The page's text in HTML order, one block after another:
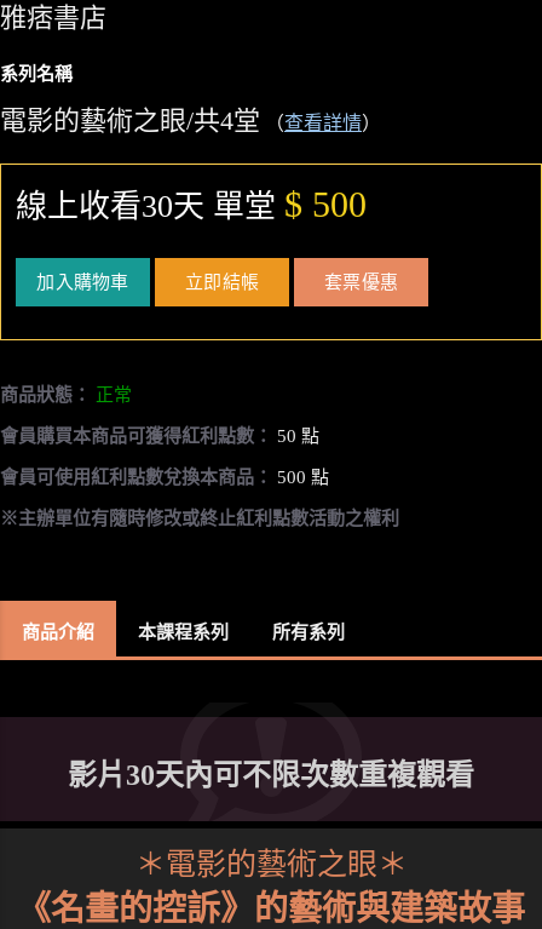
雅痞書店
系列名稱
電影的藝術之眼/共4堂 （查看詳情）
線上收看30天 單堂 $ 500
加入購物車 立即結帳 套票優惠
商品狀態： 正常
會員購買本商品可獲得紅利點數： 50 點
會員可使用紅利點數兌換本商品： 500 點
※主辦單位有隨時修改或終止紅利點數活動之權利
商品介紹 本課程系列 所有系列
影片30天內可不限次數重複觀看
＊電影的藝術之眼＊
《名畫的控訴》的藝術與建築故事